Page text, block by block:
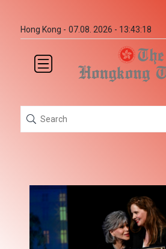
Hong Kong - 07.08. 2026 - 13:43:18